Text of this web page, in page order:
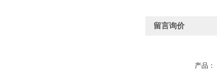
留言询价
产品：